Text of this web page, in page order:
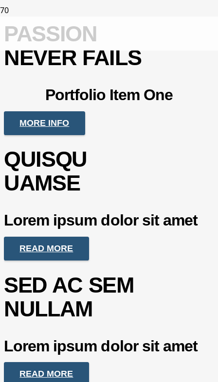
PASSION
NEVER FAILS
Portfolio Item One
MORE INFO
QUISQU
UAMSE
Lorem ipsum dolor sit amet
READ MORE
SED AC SEM
NULLAM
Lorem ipsum dolor sit amet
READ MORE